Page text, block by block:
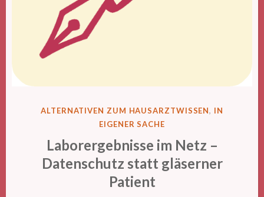
VERÖFFENTLICHT
ALTERNATIVEN ZUM HAUSARZTWISSEN, IN
EIGENER SACHE
Laborergebnisse im Netz –
Datenschutz statt gläserner
Patient